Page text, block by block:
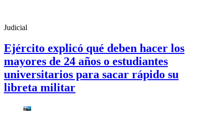
Judicial
Ejército explicó qué deben hacer los
mayores de 24 años o estudiantes
universitarios para sacar rápido su
libreta militar